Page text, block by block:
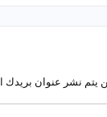
يتم نشر عنوان بريدك